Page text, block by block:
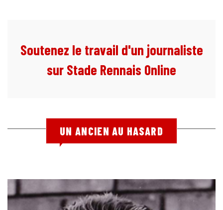
Soutenez le travail d'un journaliste
sur Stade Rennais Online
UN ANCIEN AU HASARD